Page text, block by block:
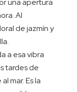
una apertura
Al
de jazmín y
a esa vibra
tardes de
mar. Es la